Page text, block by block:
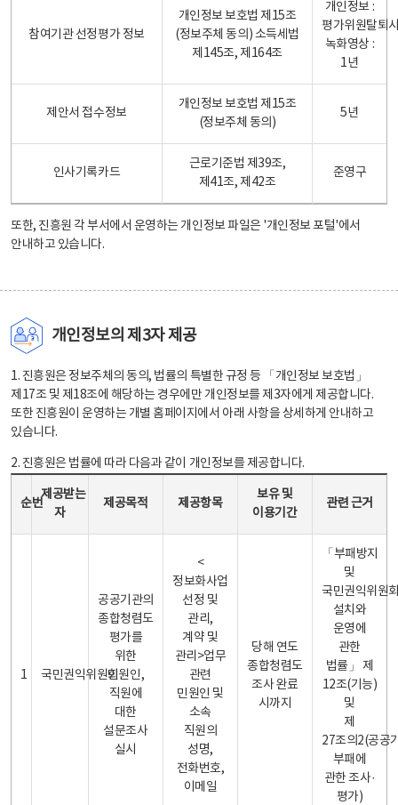
참여기관 선정평가 정보
개인정보 보호법 제15조
(정보주체 동의) 소득세법
제145조, 제164조
개인정보 :
평가위원탈퇴
녹화영상 :
1년
제안서 접수정보
개인정보 보호법 제15조
(정보주체 동의)
5년
인사기록카드
근로기준법 제39조,
제41조, 제42조
준영구
또한, 진흥원 각 부서에서 운영하는 개인정보 파일은 '개인정보 포털'에서
안내하고 있습니다.
개인정보의 제3자 제공
1. 진흥원은 정보주체의 동의, 법률의 특별한 규정 등 「개인정보 보호법」
제17조 및 제18조에 해당하는 경우에만 개인정보를 제3자에게 제공합니다.
또한 진흥원이 운영하는 개별 홈페이지에서 아래 사항을 상세하게 안내하고
있습니다.
2. 진흥원은 법률에 따라 다음과 같이 개인정보를 제공합니다.
순번
제공받는
자
제공목적 제공항목
보유 및
이용기간
관련 근거
1 국민권익위원회
공공기관의
종합청렴도
평가를
위한
민원인,
직원에
대한
설문조사
실시
<
정보화사업
선정 및
관리,
계약 및
관리>업무
관련
민원인 및
소속
직원의
성명,
전화번호,
이메일
당해 연도
종합청렴도
조사 완료
시까지
「부패방지
및
국민권익위원
설치와
운영에
관한
법률」 제
12조(기능)
및
제
27조의2(공공
부패에
관한 조사·
평가)